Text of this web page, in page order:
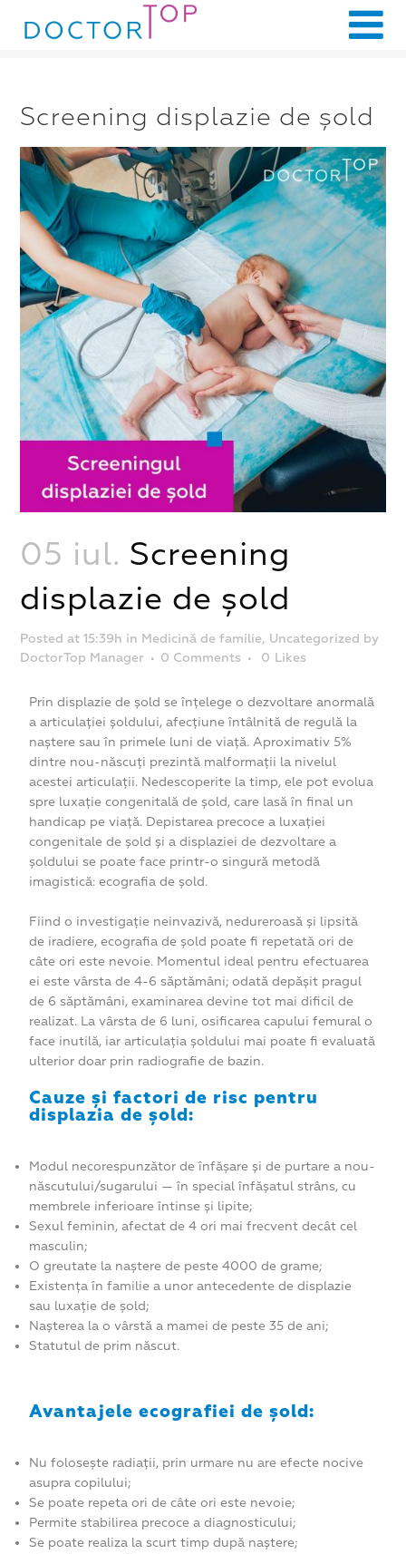
Screening displazie de șold
05 iul. Screening
displazie de șold
Posted at 15:39h in Medicină de familie, Uncategorized by
DoctorTop Manager
0 Comments 0 Likes
Prin displazie de șold se înțelege o dezvoltare anormală
a articulației șoldului, afecțiune întâlnită de regulă la
naștere sau în primele luni de viață. Aproximativ 5%
dintre nou-născuți prezintă malformații la nivelul
acestei articulații. Nedescoperite la timp, ele pot evolua
spre luxație congenitală de șold, care lasă în final un
handicap pe viață. Depistarea precoce a luxației
congenitale de șold și a displaziei de dezvoltare a
șoldului se poate face printr-o singură metodă
imagistică: ecografia de șold.
Fiind o investigație neinvazivă, nedureroasă și lipsită
de iradiere, ecografia de șold poate fi repetată ori de
câte ori este nevoie. Momentul ideal pentru efectuarea
ei este vârsta de 4-6 săptămâni; odată depășit pragul
de 6 săptămâni, examinarea devine tot mai dificil de
realizat. La vârsta de 6 luni, osificarea capului femural o
face inutilă, iar articulația șoldului mai poate fi evaluată
ulterior doar prin radiografie de bazin.
Cauze și factori de risc pentru
displazia de șold:
Modul necorespunzător de înfășare și de purtare a nou-
născutului/sugarului — în special înfășatul strâns, cu
membrele inferioare întinse și lipite;
Sexul feminin, afectat de 4 ori mai frecvent decât cel
masculin;
O greutate la naștere de peste 4000 de grame;
Existența în familie a unor antecedente de displazie
sau luxație de șold;
Nașterea la o vârstă a mamei de peste 35 de ani;
Statutul de prim născut.
Avantajele ecografiei de șold:
Nu folosește radiații, prin urmare nu are efecte nocive
asupra copilului;
Se poate repeta ori de câte ori este nevoie;
Permite stabilirea precoce a diagnosticului;
Se poate realiza la scurt timp după naștere;